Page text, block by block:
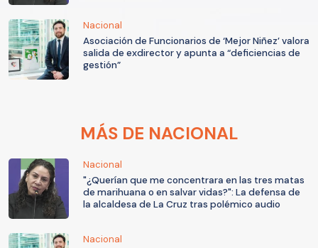
Nacional
Asociación de Funcionarios de ‘Mejor Niñez’ valora
salida de exdirector y apunta a “deficiencias de
gestión”
MÁS DE NACIONAL
Nacional
"¿Querían que me concentrara en las tres matas
de marihuana o en salvar vidas?": La defensa de
la alcaldesa de La Cruz tras polémico audio
Nacional